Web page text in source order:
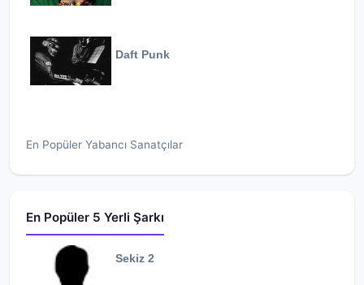
Daft Punk
En Popüler Yabancı Sanatçılar
En Popüler 5 Yerli Şarkı
Sekiz 2